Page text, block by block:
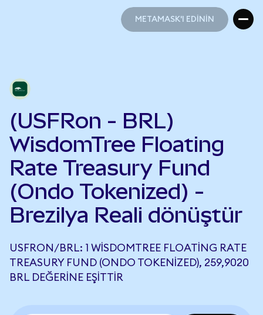
METAMASK'I EDİNİN
(USFRon - BRL)
WisdomTree Floating
Rate Treasury Fund
(Ondo Tokenized) -
Brezilya Reali dönüştür
USFRON/BRL: 1 WISDOMTREE FLOATING RATE
TREASURY FUND (ONDO TOKENIZED), 259,9020
BRL DEĞERINE EŞITTIR